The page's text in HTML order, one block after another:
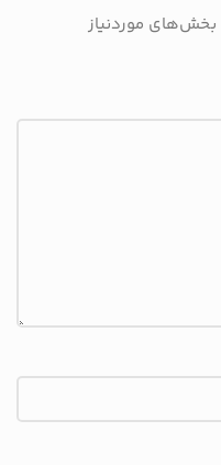
بخش‌های موردنیاز